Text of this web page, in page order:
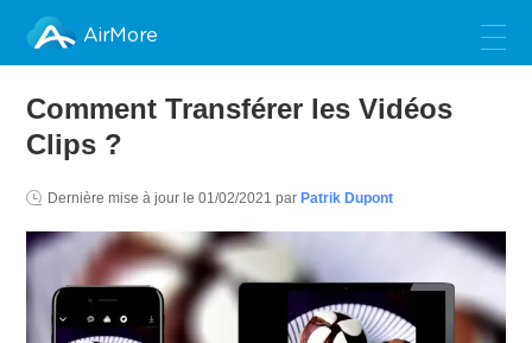
AirMore
Comment Transférer les Vidéos
Clips ?
Dernière mise à jour le01/02/2021 par Patrik Dupont